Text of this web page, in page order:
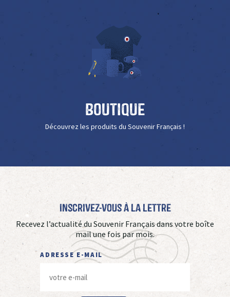
Boutique
Découvrez les produits du Souvenir Français !
Inscrivez-vous à La Lettre
Recevez l’actualité du Souvenir Français dans votre boîte
mail une fois par mois.
ADRESSE E-MAIL